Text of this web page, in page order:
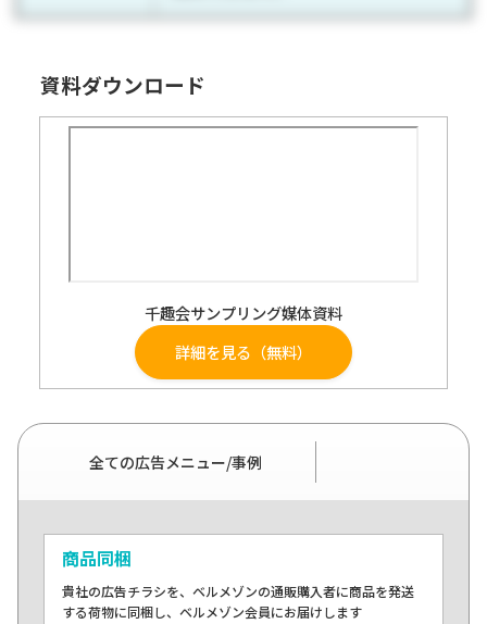
資料ダウンロード
千趣会サンプリング媒体資料
詳細を見る（無料）
全ての広告メニュー/事例
商品同梱
貴社の広告チラシを、ベルメゾンの通販購入者に商品を発送
する荷物に同梱し、ベルメゾン会員にお届けします